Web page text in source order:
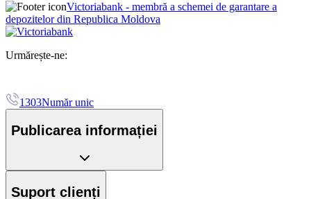
Victoriabank - membră a schemei de garantare a
depozitelor din Republica Moldova
Urmărește-ne:
1303Număr unic
Publicarea informației
Suport clienți